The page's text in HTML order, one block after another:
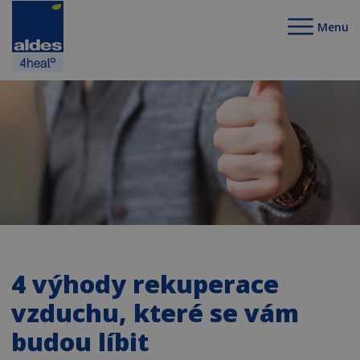
Menu
4 výhody rekuperace
vzduchu, které se vám
budou líbit